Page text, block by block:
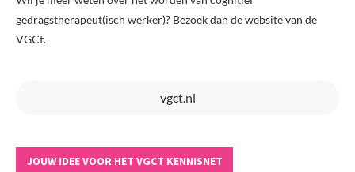
gedragstherapeut(isch werker)? Bezoek dan de website van de
VGCt.
vgct.nl
JOUW IDEE VOOR HET VGCT KENNISNET